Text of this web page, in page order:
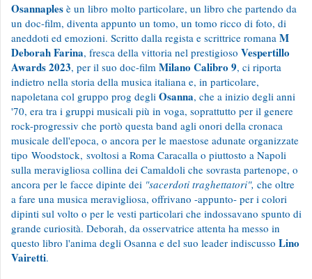
Osannaples è un libro molto particolare, un libro che partendo da
un doc-film, diventa appunto un tomo, un tomo ricco di foto, di
aneddoti ed emozioni. Scritto dalla regista e scrittrice romana M
Deborah Farina, fresca della vittoria nel prestigioso Vespertillo
Awards 2023, per il suo doc-film Milano Calibro 9, ci riporta
indietro nella storia della musica italiana e, in particolare,
napoletana col gruppo prog degli Osanna, che a inizio degli anni
'70, era tra i gruppi musicali più in voga, soprattutto per il genere
rock-progressiv che portò questa band agli onori della cronaca
musicale dell'epoca, o ancora per le maestose adunate organizzate
tipo Woodstock, svoltosi a Roma Caracalla o piuttosto a Napoli
sulla meravigliosa collina dei Camaldoli che sovrasta partenope, o
ancora per le facce dipinte dei "sacerdoti traghettatori", che oltre
a fare una musica meravigliosa, offrivano -appunto- per i colori
dipinti sul volto o per le vesti particolari che indossavano spunto di
grande curiosità. Deborah, da osservatrice attenta ha messo in
questo libro l'anima degli Osanna e del suo leader indiscusso Lino
Vairetti.